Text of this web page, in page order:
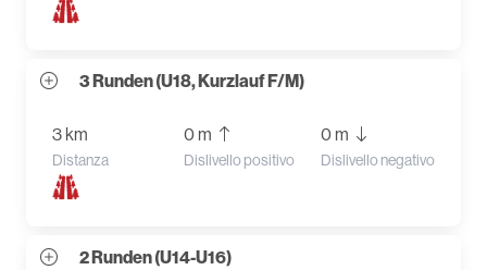
3 Runden (U18, Kurzlauf F/M)
3 km
Distanza
0 m
Dislivello positivo
0 m
Dislivello negativo
2 Runden (U14-U16)